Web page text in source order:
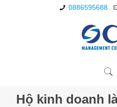
0886595688
Hộ kinh doanh